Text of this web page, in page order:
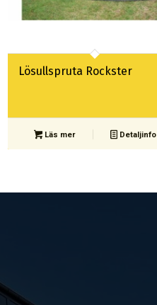
Lösullspruta Rockster
Läs mer Detaljinfo